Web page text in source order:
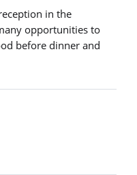
in the
opportunities to
before dinner and